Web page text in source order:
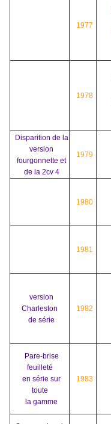
1977
1978
Disparition de la
version
fourgonnette et
de la 2cv 4
1979
1980
1981
version
Charleston
de série
1982
Pare-brise
feuilleté
en série sur
toute
la gamme
1983